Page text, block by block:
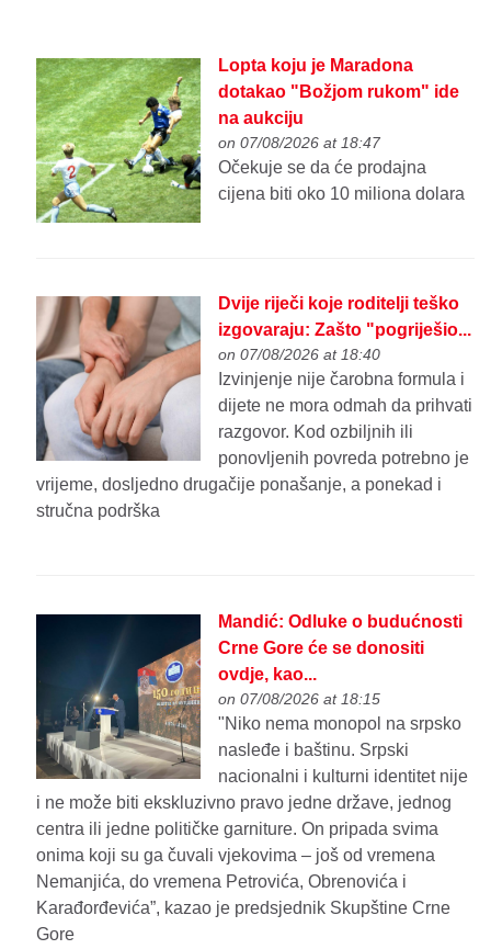
Lopta koju je Maradona
dotakao "Božjom rukom" ide
na aukciju
on 07/08/2026 at 18:47
Očekuje se da će prodajna
cijena biti oko 10 miliona dolara
Dvije riječi koje roditelji teško
izgovaraju: Zašto "pogriješio...
on 07/08/2026 at 18:40
Izvinjenje nije čarobna formula i
dijete ne mora odmah da prihvati
razgovor. Kod ozbiljnih ili
ponovljenih povreda potrebno je
vrijeme, dosljedno drugačije ponašanje, a ponekad i
stručna podrška
Mandić: Odluke o budućnosti
Crne Gore će se donositi
ovdje, kao...
on 07/08/2026 at 18:15
"Niko nema monopol na srpsko
nasleđe i baštinu. Srpski
nacionalni i kulturni identitet nije
i ne može biti ekskluzivno pravo jedne države, jednog
centra ili jedne političke garniture. On pripada svima
onima koji su ga čuvali vjekovima – još od vremena
Nemanjića, do vremena Petrovića, Obrenovića i
Karađorđevića”, kazao je predsjednik Skupštine Crne
Gore